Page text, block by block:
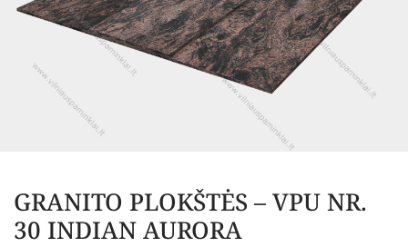
GRANITO PLOKŠTĖS – VPU NR.
30 INDIAN AURORA